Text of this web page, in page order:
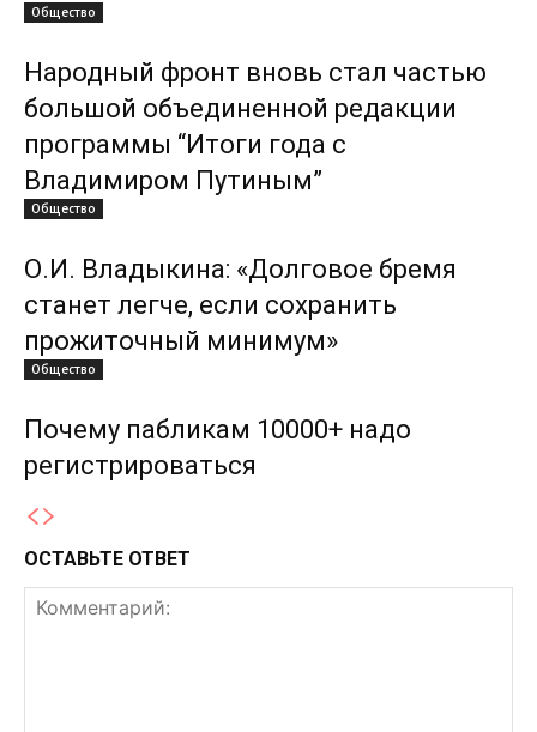
Общество
Народный фронт вновь стал частью
большой объединенной редакции
программы “Итоги года с
Владимиром Путиным”
Общество
О.И. Владыкина: «Долговое бремя
станет легче, если сохранить
прожиточный минимум»
Общество
Почему пабликам 10000+ надо
регистрироваться
ОСТАВЬТЕ ОТВЕТ